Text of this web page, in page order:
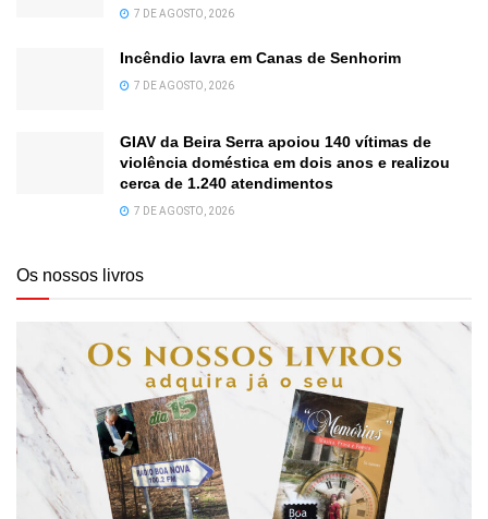
7 DE AGOSTO, 2026
Incêndio lavra em Canas de Senhorim
7 DE AGOSTO, 2026
GIAV da Beira Serra apoiou 140 vítimas de
violência doméstica em dois anos e realizou
cerca de 1.240 atendimentos
7 DE AGOSTO, 2026
Os nossos livros